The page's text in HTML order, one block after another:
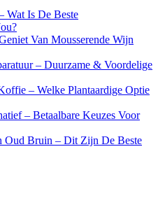
Wat Is De Beste
Van Mousserende Wijn
– Duurzame & Voordelige
– Welke Plantaardige Optie
– Betaalbare Keuzes Voor
Oud Bruin – Dit Zijn De Beste